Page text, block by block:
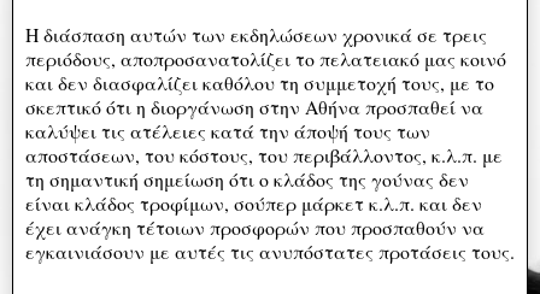
Η διάσπαση αυτών των εκδηλώσεων χρονικά σε τρεις
περιόδους, αποπροσανατολίζει το πελατειακό μας κοινό
και δεν διασφαλίζει καθόλου τη συμμετοχή τους, με το
σκεπτικό ότι η διοργάνωση στην Αθήνα προσπαθεί να
καλύψει τις ατέλειες κατά την άποψή τους των
αποστάσεων, του κόστους, του περιβάλλοντος, κ.λ.π. με
τη σημαντική σημείωση ότι ο κλάδος της γούνας δεν
είναι κλάδος τροφίμων, σούπερ μάρκετ κ.λ.π. και δεν
έχει ανάγκη τέτοιων προσφορών που προσπαθούν να
εγκαινιάσουν με αυτές τις ανυπόστατες προτάσεις τους.